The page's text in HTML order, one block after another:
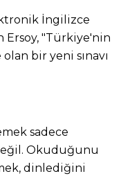
İngilizce
Ersoy, "Türkiye'nin
bir yeni sınavı
sadece
Okuduğunu
dinlediğini